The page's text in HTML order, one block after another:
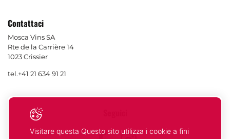
Contattaci
Mosca Vins SA
Rte de la Carrière 14
1023 Crissier
tel.+41 21 634 91 21
Visitare questa Questo sito utilizza i cookie a fini